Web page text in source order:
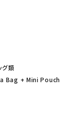
グ類
Bag + Mini Pouch